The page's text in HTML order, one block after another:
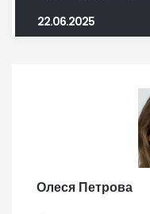
22.06.2025
Олеся Петрова